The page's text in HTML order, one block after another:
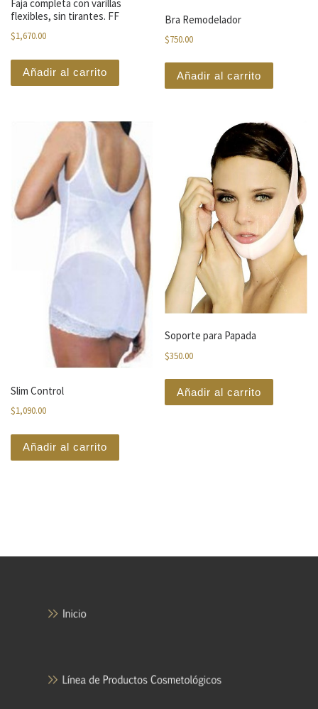
Faja completa con varillas
flexibles, sin tirantes. FF
$1,670.00
Añadir al carrito
Bra Remodelador
$750.00
Añadir al carrito
Slim Control
$1,090.00
Añadir al carrito
Soporte para Papada
$350.00
Añadir al carrito